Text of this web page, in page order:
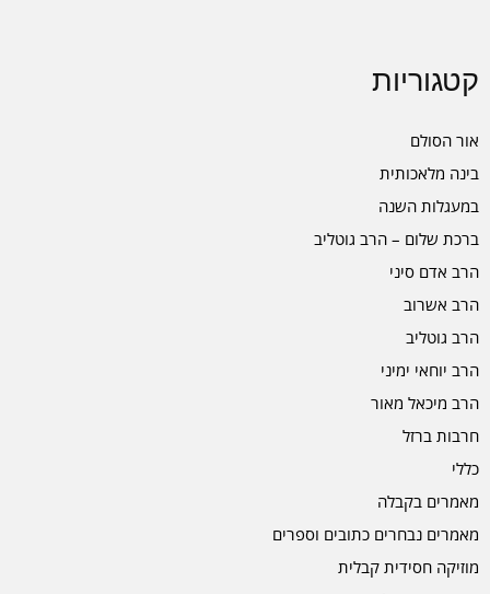
קטגוריות
אור הסולם
בינה מלאכותית
במעגלות השנה
ברכת שלום – הרב גוטליב
הרב אדם סיני
הרב אשרוב
הרב גוטליב
הרב יוחאי ימיני
הרב מיכאל מאור
חרבות ברזל
כללי
מאמרים בקבלה
מאמרים נבחרים כתובים וספרים
מוזיקה חסידית קבלית